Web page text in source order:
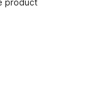
product